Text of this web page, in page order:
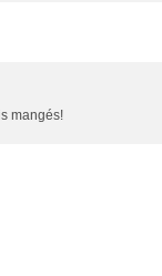
mangés!